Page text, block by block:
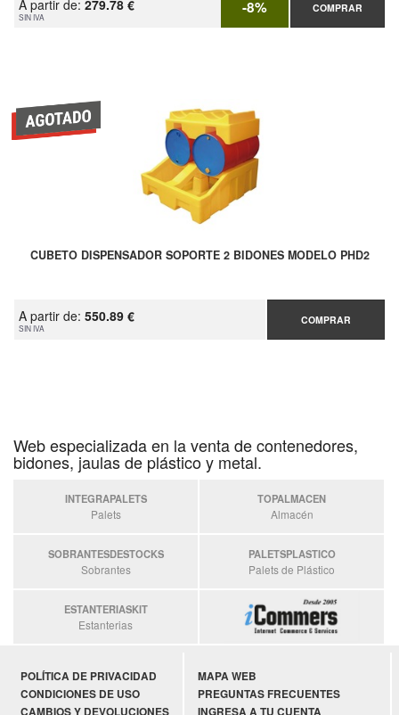
A partir de: 279.78 €
SIN IVA -8% COMPRAR
CUBETO DISPENSADOR SOPORTE 2 BIDONES MODELO PHD2
A partir de: 550.89 €
SIN IVA
COMPRAR
Web especializada en la venta de contenedores,
bidones, jaulas de plástico y metal.
INTEGRAPALETS
Palets
TOPALMACEN
Almacén
SOBRANTESDESTOCKS
Sobrantes
PALETSPLASTICO
Palets de Plástico
ESTANTERIASKIT
Estanterias
POLÍTICA DE PRIVACIDAD
CONDICIONES DE USO
CAMBIOS Y DEVOLUCIONES
MAPA WEB
PREGUNTAS FRECUENTES
INGRESA A TU CUENTA